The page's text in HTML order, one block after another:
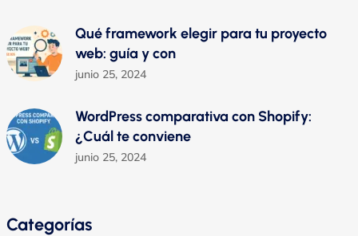
Qué framework elegir para tu proyecto
web: guía y con
junio 25, 2024
WordPress comparativa con Shopify:
¿Cuál te conviene
junio 25, 2024
Categorías